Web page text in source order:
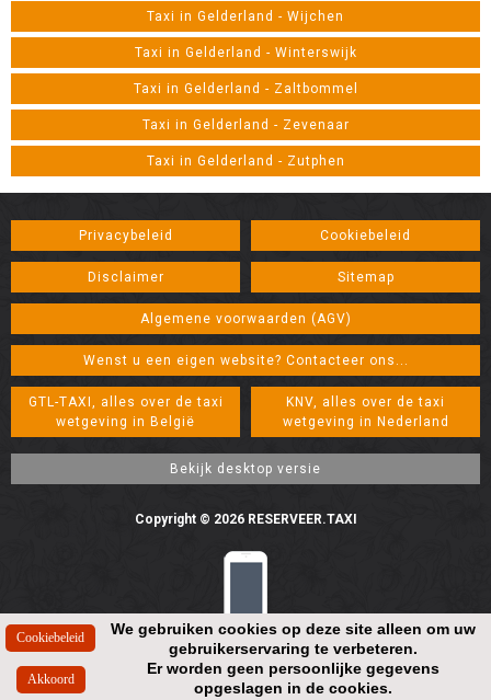
We gebruiken cookies op deze site alleen om uw
gebruikerservaring te verbeteren.
Er worden geen persoonlijke gegevens
opgeslagen in de cookies.
Taxi in Gelderland - Wijchen
Taxi in Gelderland - Winterswijk
Taxi in Gelderland - Zaltbommel
Taxi in Gelderland - Zevenaar
Taxi in Gelderland - Zutphen
Privacybeleid Cookiebeleid
Disclaimer Sitemap
Algemene voorwaarden (AGV)
Wenst u een eigen website? Contacteer ons...
GTL-TAXI, alles over de taxi
wetgeving in België
KNV, alles over de taxi
wetgeving in Nederland
Copyright © 2026 RESERVEER.TAXI
Resolution: 448*896